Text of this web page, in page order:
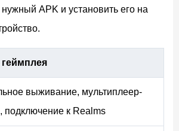
APK и установить его на
выживание, мультиплеер-
подключение к Realms